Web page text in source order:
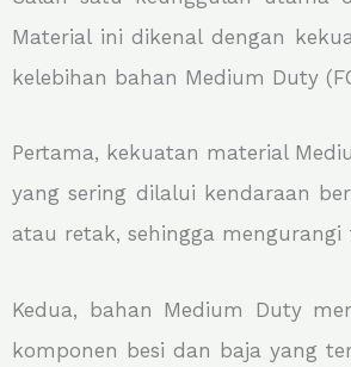
Material ini dikenal dengan
kelebihan bahan Medium Duty
Pertama, kekuatan material
yang sering dilalui kendaraan
atau retak, sehingga
Kedua, bahan Medium Duty
komponen besi dan baja yang